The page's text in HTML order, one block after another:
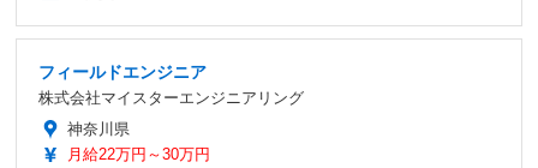
フィールドエンジニア
株式会社マイスターエンジニアリング
神奈川県
月給22万円～30万円